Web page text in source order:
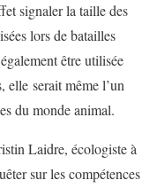
signaler la taille des
lors de batailles
être utilisée
elle serait même l’un
du monde animal.
Laidre, écologiste à
sur les compétences